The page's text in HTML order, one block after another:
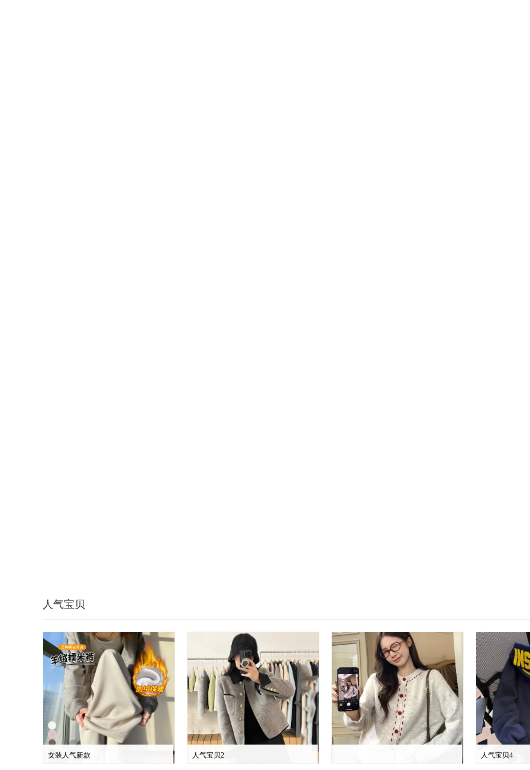
人气宝贝
女装人气新款 人气宝贝2 人气宝贝4